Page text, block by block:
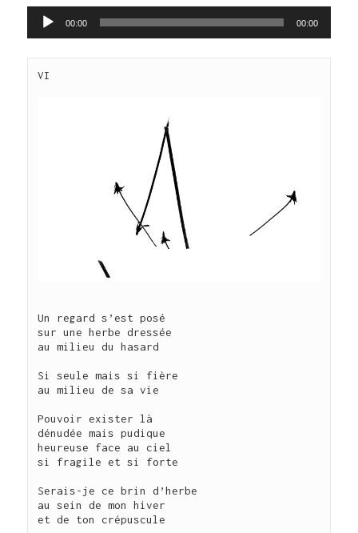
Lecteur 00:00 00:00
Un regard s’est posé
sur une herbe dressée
au milieu du hasard
Si seule mais si fière
au milieu de sa vie
Pouvoir exister là
dénudée mais pudique
heureuse face au ciel
si fragile et si forte
Serais-je ce brin d’herbe
au sein de mon hiver
et de ton crépuscule